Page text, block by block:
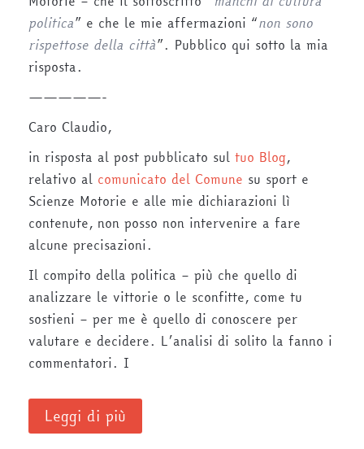
politica” e che le mie affermazioni “non sono
rispettose della città”. Pubblico qui sotto la mia
risposta.
—————-
Caro Claudio,
in risposta al post pubblicato sul tuo Blog,
relativo al comunicato del Comune su sport e
Scienze Motorie e alle mie dichiarazioni lì
contenute, non posso non intervenire a fare
alcune precisazioni.
Il compito della politica – più che quello di
analizzare le vittorie o le sconfitte, come tu
sostieni – per me è quello di conoscere per
valutare e decidere. L’analisi di solito la fanno i
commentatori. I
Leggi di più